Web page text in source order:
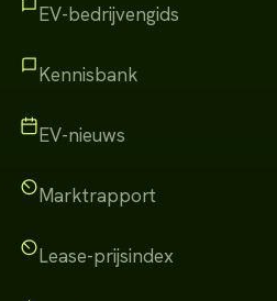
EV-bedrijvengids
Kennisbank
EV-nieuws
Marktrapport
Lease-prijsindex